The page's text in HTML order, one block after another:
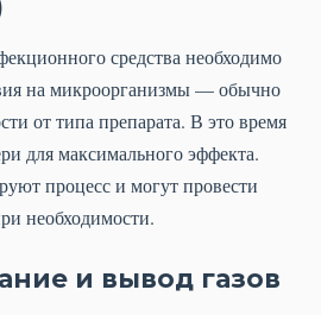
средства необходимо
на микроорганизмы — обычно
от типа препарата. В это время
для максимального эффекта.
процесс и могут провести
необходимости.
и вывод газов